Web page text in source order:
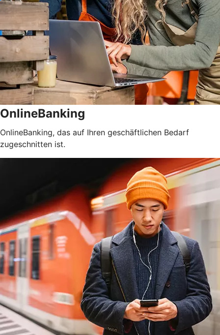
OnlineBanking
OnlineBanking, das auf Ihren geschäftlichen Bedarf
zugeschnitten ist.